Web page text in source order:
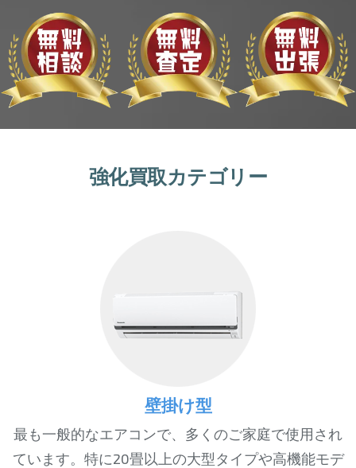
強化買取カテゴリー
壁掛け型
最も一般的なエアコンで、多くのご家庭で使用され
ています。特に20畳以上の大型タイプや高機能モデ